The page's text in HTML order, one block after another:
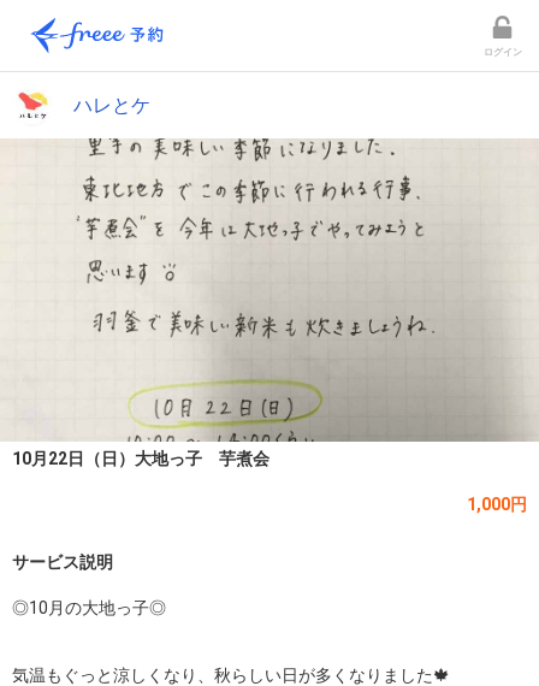
ログイン
ハレとケ
10月22日（日）大地っ子 芋煮会
1,000円
サービス説明
◎10月の大地っ子◎
気温もぐっと涼しくなり、秋らしい日が多くなりました🍁